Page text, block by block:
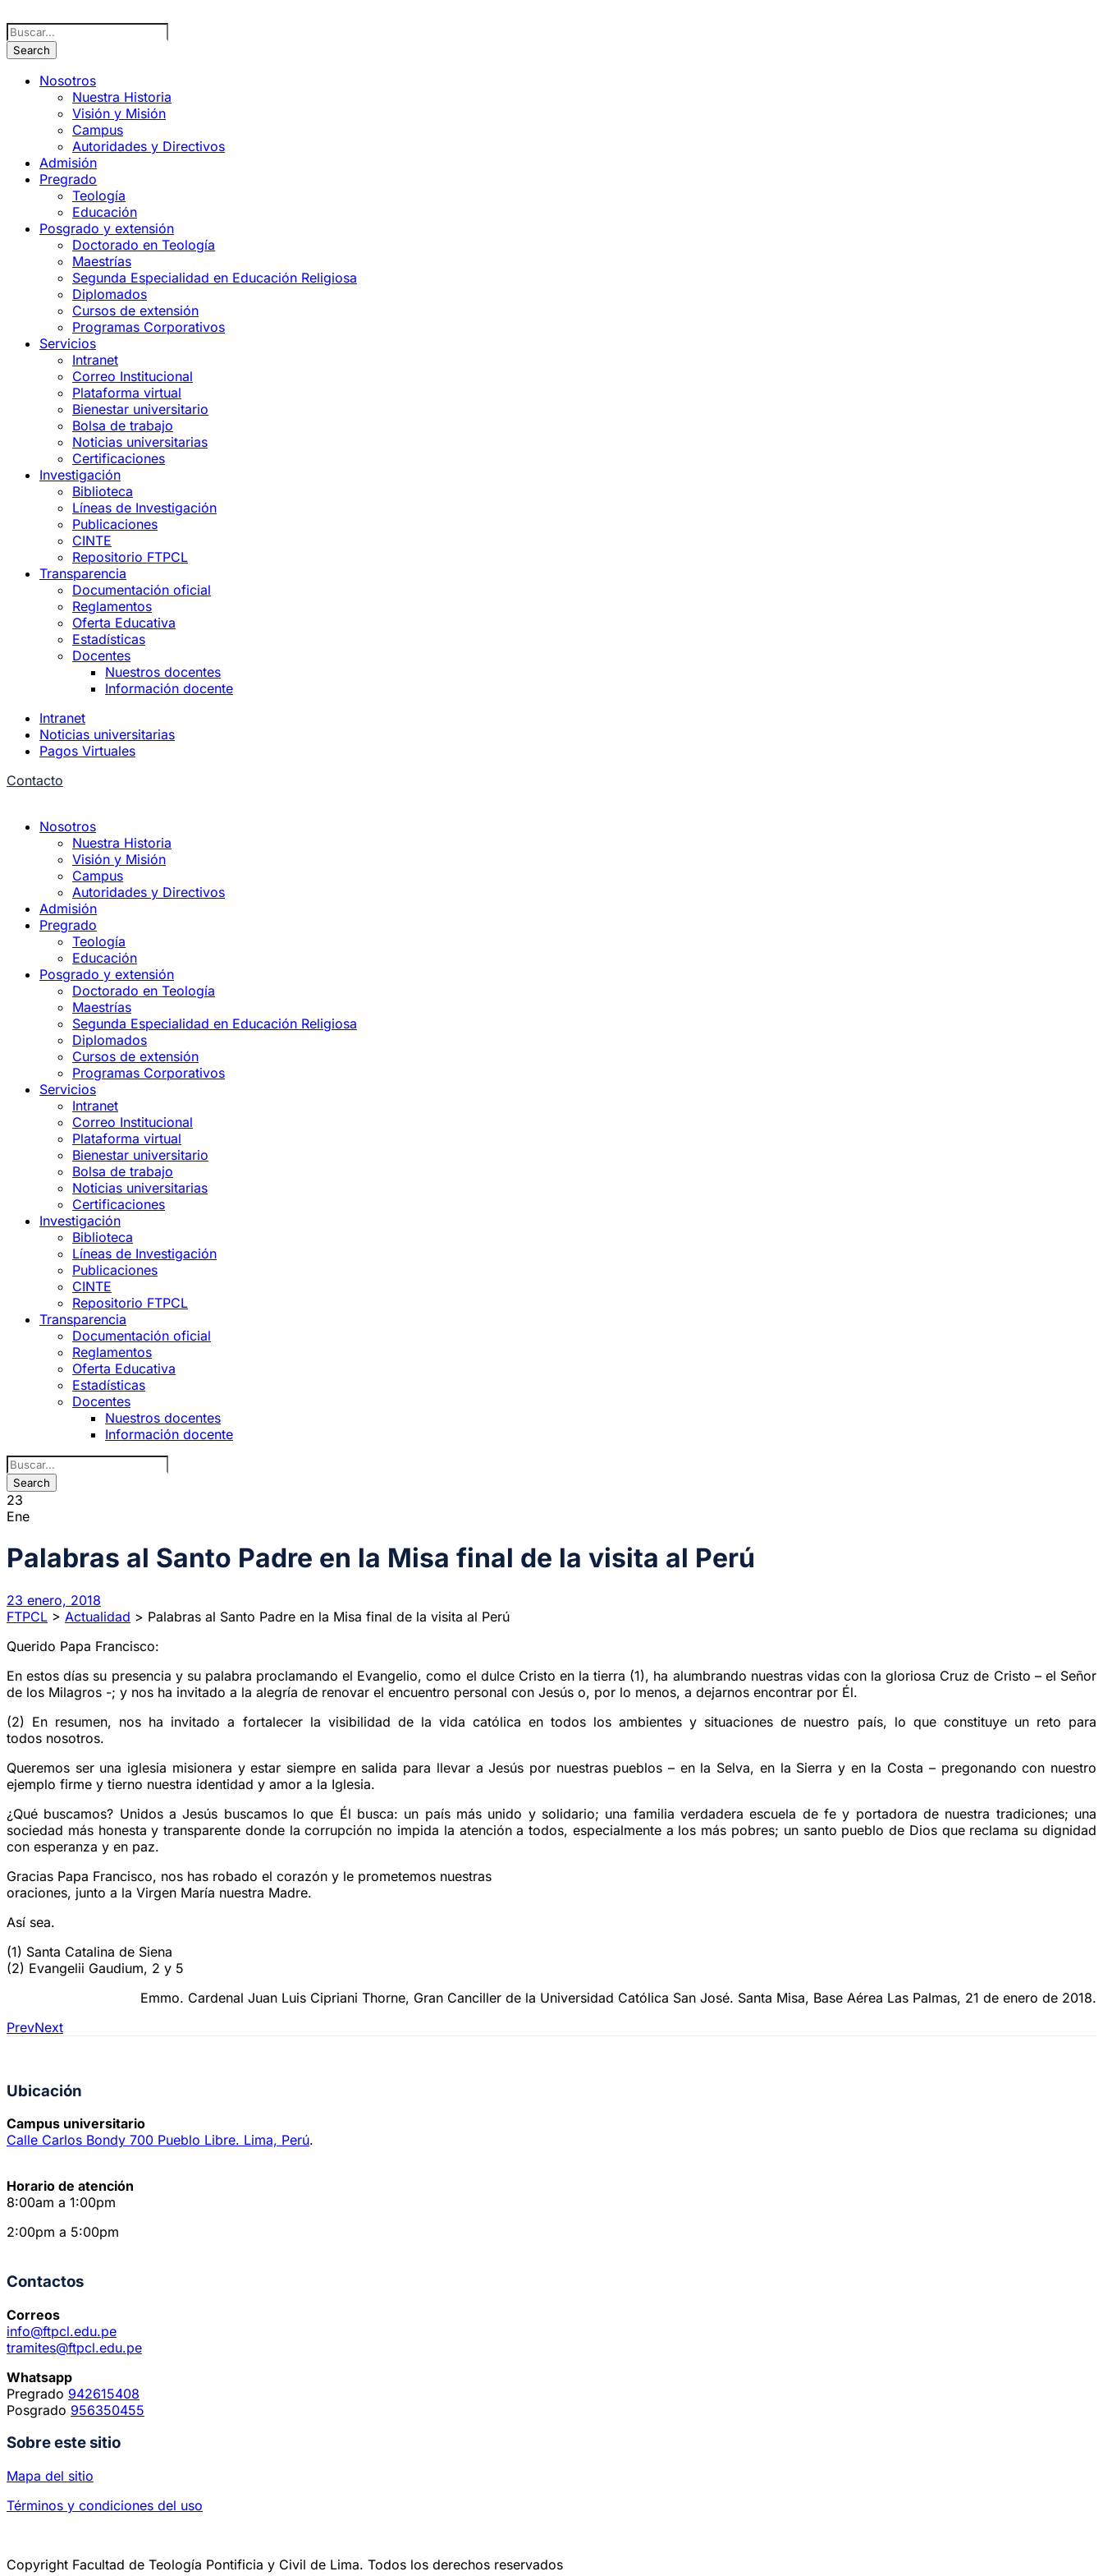
Nosotros
Nuestra Historia
Visión y Misión
Campus
Autoridades y Directivos
Admisión
Pregrado
Teología
Educación
Posgrado y extensión
Doctorado en Teología
Maestrías
Segunda Especialidad en Educación Religiosa
Diplomados
Cursos de extensión
Programas Corporativos
Servicios
Intranet
Correo Institucional
Plataforma virtual
Bienestar universitario
Bolsa de trabajo
Noticias universitarias
Certificaciones
Investigación
Biblioteca
Líneas de Investigación
Publicaciones
CINTE
Repositorio FTPCL
Transparencia
Documentación oficial
Reglamentos
Oferta Educativa
Estadísticas
Docentes
Nuestros docentes
Información docente
Intranet
Noticias universitarias
Pagos Virtuales
Contacto
Nosotros
Nuestra Historia
Visión y Misión
Campus
Autoridades y Directivos
Admisión
Pregrado
Teología
Educación
Posgrado y extensión
Doctorado en Teología
Maestrías
Segunda Especialidad en Educación Religiosa
Diplomados
Cursos de extensión
Programas Corporativos
Servicios
Intranet
Correo Institucional
Plataforma virtual
Bienestar universitario
Bolsa de trabajo
Noticias universitarias
Certificaciones
Investigación
Biblioteca
Líneas de Investigación
Publicaciones
CINTE
Repositorio FTPCL
Transparencia
Documentación oficial
Reglamentos
Oferta Educativa
Estadísticas
Docentes
Nuestros docentes
Información docente
23
Ene
Palabras al Santo Padre en la Misa final de la visita al Perú
23 enero, 2018
FTPCL > Actualidad > Palabras al Santo Padre en la Misa final de la visita al Perú
Querido Papa Francisco:
En estos días su presencia y su palabra proclamando el Evangelio, como el dulce Cristo en la tierra (1), ha alumbrando nuestras vidas con la gloriosa Cruz de Cristo – el Señor
de los Milagros -; y nos ha invitado a la alegría de renovar el encuentro personal con Jesús o, por lo menos, a dejarnos encontrar por Él.
(2) En resumen, nos ha invitado a fortalecer la visibilidad de la vida católica en todos los ambientes y situaciones de nuestro país, lo que constituye un reto para
todos nosotros.
Queremos ser una iglesia misionera y estar siempre en salida para llevar a Jesús por nuestras pueblos – en la Selva, en la Sierra y en la Costa – pregonando con nuestro
ejemplo firme y tierno nuestra identidad y amor a la Iglesia.
¿Qué buscamos? Unidos a Jesús buscamos lo que Él busca: un país más unido y solidario; una familia verdadera escuela de fe y portadora de nuestra tradiciones; una
sociedad más honesta y transparente donde la corrupción no impida la atención a todos, especialmente a los más pobres; un santo pueblo de Dios que reclama su dignidad
con esperanza y en paz.
Gracias Papa Francisco, nos has robado el corazón y le prometemos nuestras
oraciones, junto a la Virgen María nuestra Madre.
Así sea.
(1) Santa Catalina de Siena
(2) Evangelii Gaudium, 2 y 5
Emmo. Cardenal Juan Luis Cipriani Thorne, Gran Canciller de la Universidad Católica San José. Santa Misa, Base Aérea Las Palmas, 21 de enero de 2018.
PrevNext
Ubicación
Campus universitario
Calle Carlos Bondy 700 Pueblo Libre. Lima, Perú.
Horario de atención
8:00am a 1:00pm
2:00pm a 5:00pm
Contactos
Correos
info@ftpcl.edu.pe
tramites@ftpcl.edu.pe
Whatsapp
Pregrado 942615408
Posgrado 956350455
Sobre este sitio
Mapa del sitio
Términos y condiciones del uso
Copyright Facultad de Teología Pontificia y Civil de Lima. Todos los derechos reservados